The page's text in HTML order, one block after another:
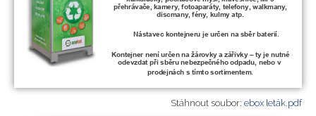
Stáhnout soubor: ebox leták.pdf